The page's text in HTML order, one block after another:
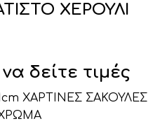
ΧΕΡΟΥΛΙ
δείτε τιμές
ΧΑΡΤΙΝΕΣ ΣΑΚΟΥΛΕΣ
ΧΡΩΜΑ